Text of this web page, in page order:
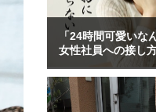
「24時間可愛いな
女性社員への接し